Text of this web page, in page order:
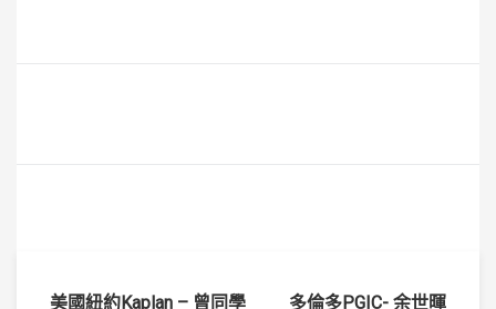
美國紐約Kaplan – 曾同學
多倫多PGIC- 余世暉